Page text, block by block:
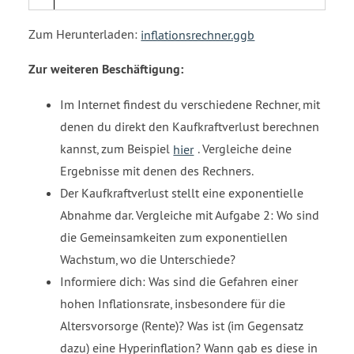
Zum Herunterladen: inflationsrechner.ggb
Zur weiteren Beschäftigung:
Im Internet findest du verschiedene Rechner, mit
denen du direkt den Kaufkraftverlust berechnen
kannst, zum Beispiel hier . Vergleiche deine
Ergebnisse mit denen des Rechners.
Der Kaufkraftverlust stellt eine exponentielle
Abnahme dar. Vergleiche mit Aufgabe 2: Wo sind
die Gemeinsamkeiten zum exponentiellen
Wachstum, wo die Unterschiede?
Informiere dich: Was sind die Gefahren einer
hohen Inflationsrate, insbesondere für die
Altersvorsorge (Rente)? Was ist (im Gegensatz
dazu) eine Hyperinflation? Wann gab es diese in